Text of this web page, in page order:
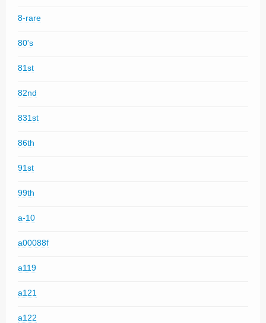
8-rare
80's
81st
82nd
831st
86th
91st
99th
a-10
a00088f
a119
a121
a122